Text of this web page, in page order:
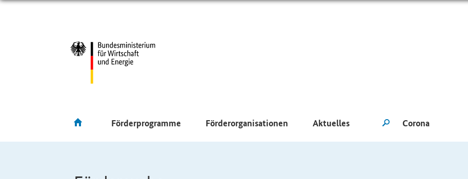
Förderprogramme Förderorganisationen Aktuelles